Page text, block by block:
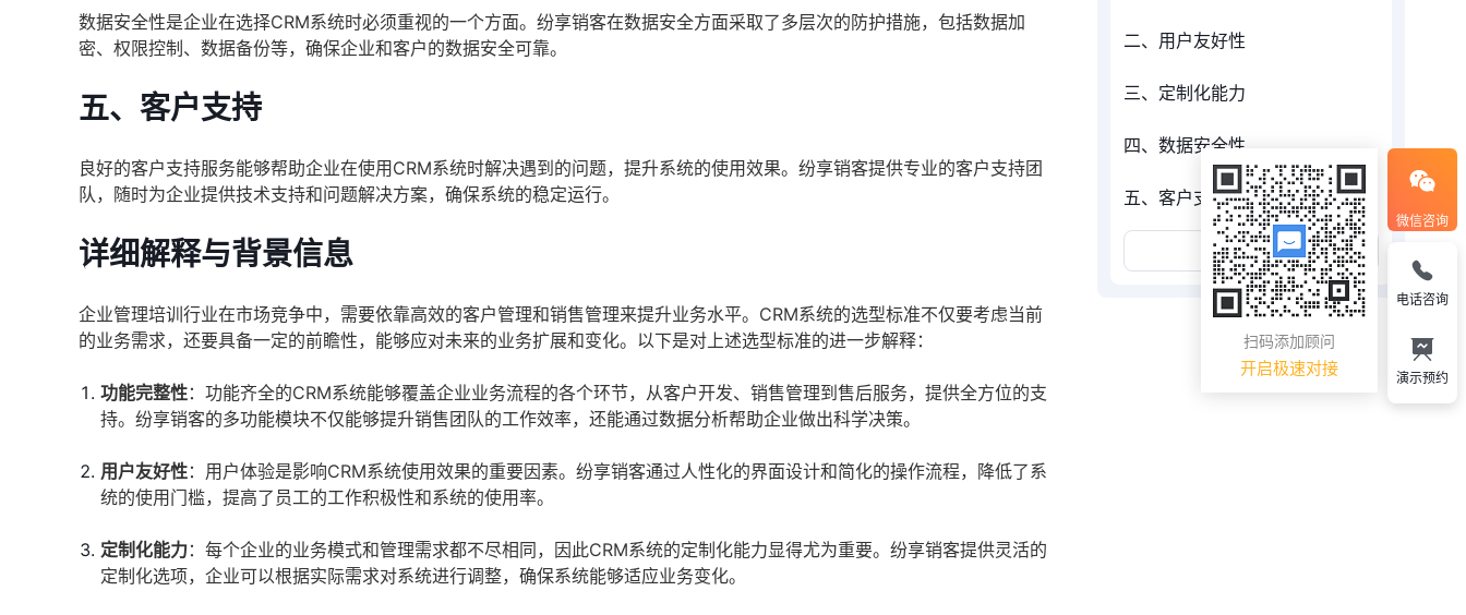
数据安全性是企业在选择CRM系统时必须重视的一个方面。纷享销客在数据安全方面采取了多层次的防护措施，包括数据加
密、权限控制、数据备份等，确保企业和客户的数据安全可靠。
五、客户支持
良好的客户支持服务能够帮助企业在使用CRM系统时解决遇到的问题，提升系统的使用效果。纷享销客提供专业的客户支持团
队，随时为企业提供技术支持和问题解决方案，确保系统的稳定运行。
详细解释与背景信息
企业管理培训行业在市场竞争中，需要依靠高效的客户管理和销售管理来提升业务水平。CRM系统的选型标准不仅要考虑当前
的业务需求，还要具备一定的前瞻性，能够应对未来的业务扩展和变化。以下是对上述选型标准的进一步解释：
功能完整性：功能齐全的CRM系统能够覆盖企业业务流程的各个环节，从客户开发、销售管理到售后服务，提供全方位的支
持。纷享销客的多功能模块不仅能够提升销售团队的工作效率，还能通过数据分析帮助企业做出科学决策。
用户友好性：用户体验是影响CRM系统使用效果的重要因素。纷享销客通过人性化的界面设计和简化的操作流程，降低了系
统的使用门槛，提高了员工的工作积极性和系统的使用率。
定制化能力：每个企业的业务模式和管理需求都不尽相同，因此CRM系统的定制化能力显得尤为重要。纷享销客提供灵活的
定制化选项，企业可以根据实际需求对系统进行调整，确保系统能够适应业务变化。
二、用户友好性
三、定制化能力
四、数据安全性
五、客户支持
展开更多
微信咨询
扫码添加顾问
开启极速对接
电话咨询
演示预约